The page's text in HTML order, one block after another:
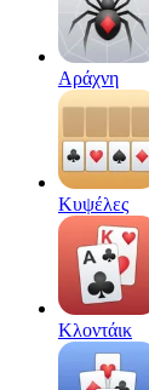
Αράχνη
Κυψέλες
Κλοντάικ